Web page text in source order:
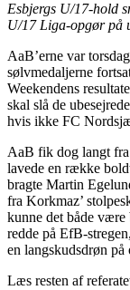
Esbjergs U/17-hold
U/17 Liga-opgør på
AaB’erne var
sølvmedaljerne
Weekendens
skal slå de
hvis ikke FC
AaB fik dog langt
lavede en række
bragte Martin
fra Korkmaz’
kunne det både
redde på EfB-
en langskudsdrøn
Læs resten af